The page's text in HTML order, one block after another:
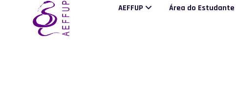
AEFFUP Área do Estudante